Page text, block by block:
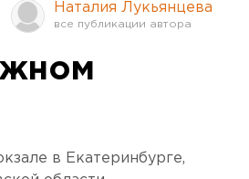
Наталия Лукьянцева
в Екатеринбурге,